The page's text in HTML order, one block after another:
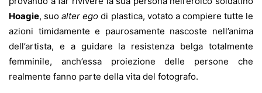
Hoagie, suoalter ego di plastica, votato a compiere tutte le
azioni timidamente e paurosamente nascoste nell’anima
dell’artista, e a guidare la resistenza belga totalmente
femminile, anch’essa proiezione delle persone che
realmente fanno parte della vita del fotografo.